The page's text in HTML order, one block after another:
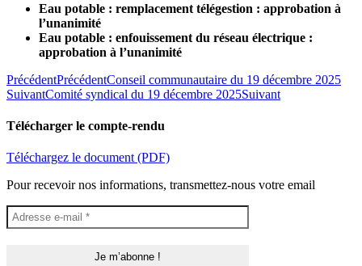
Eau potable : remplacement télégestion : approbation à
l’unanimité
Eau potable : enfouissement du réseau électrique :
approbation à l’unanimité
PrécédentPrécédentConseil communautaire du 19 décembre 2025
SuivantComité syndical du 19 décembre 2025Suivant
Télécharger le compte-rendu
Téléchargez le document (PDF)
Pour recevoir nos informations, transmettez-nous votre email